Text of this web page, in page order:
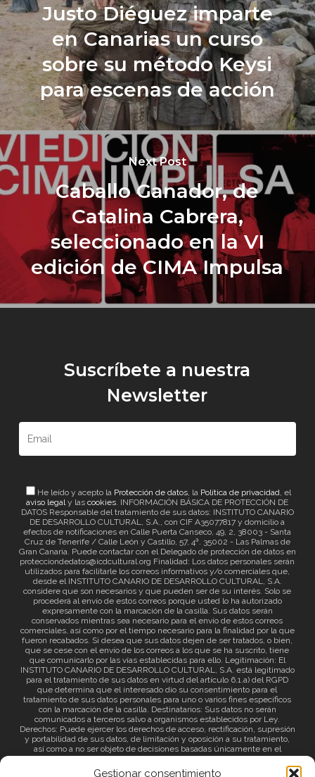
Gestionar consentimiento
Justo Diéguez imparte
en Canarias un curso
sobre su método Keysi
para escenas de acción
Next Post
Caballo Ganador, de
Catalina Cabrera,
seleccionado en la VI
edición de CIMA Impulsa
Suscríbete a nuestra
Newsletter
He leído y acepto la Protección de datos, la Política de privacidad, el
aviso legaly lascookies. INFORMACIÓN BÁSICA DE PROTECCIÓN DE
DATOS Responsable del tratamiento de sus datos: INSTITUTO CANARIO
DE DESARROLLO CULTURAL, S.A., con CIF A35077817 y domicilio a
efectos de notificaciones en Calle Puerta Canseco, 49, 2, 38003 - Santa
Cruz de Tenerife / Calle León y Castillo, 57, 4ª. 35002 - Las Palmas de
Gran Canaria. Puede contactar con el Delegado de protección de datos en
protecciondedatos@icdcultural.org Finalidad: Los datos personales serán
utilizados para facilitarle los correos informativos y/o comerciales que,
desde el INSTITUTO CANARIO DE DESARROLLO CULTURAL, S.A.
considere que son necesarios y que pueden ser de su interés. Solo se
procederá al envío de estos correos porque usted lo ha autorizado
expresamente con la marcación de la casilla. Sus datos serán
conservados mientras sea necesario para el envío de estos correos
comerciales, así como por el tiempo necesario para la finalidad por la que
fueron recabados. Si desea que sus datos dejen de ser tratados, o bien,
que se cese con el envío de los correos a los que se ha suscrito, tiene
que comunicarlo por las vías establecidas para ello. Legitimación: El
INSTITUTO CANARIO DE DESARROLLO CULTURAL, S.A. está legitimado
para el tratamiento de sus datos en virtud del artículo 6.1.a) del RGPD
que determina que el interesado dio su consentimiento para el
tratamiento de sus datos personales para uno o varios fines específicos
con la marcación de la casilla. Destinatarios: Sus datos no serán
comunicados a terceros salvo a organismos establecidos por Ley.
Derechos: Puede ejercer los derechos de acceso, rectificación, supresión
y portabilidad de sus datos, de limitación y oposición a su tratamiento,
así como a no ser objeto de decisiones basadas únicamente en el
tratamiento automatizado de sus datos y revocar el consentimiento
prestado. Información adicional: Puede consultar la información adicional